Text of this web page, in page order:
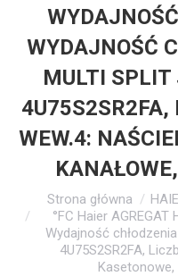
WYDAJNOŚĆ
MULTI SPLIT
4U75S2SR2FA,
WEW.4:
Jesteś tutaj:
Strona główna
°FC Haier
Wydajność
4U75S2SR2FA,
Kasetonowe,